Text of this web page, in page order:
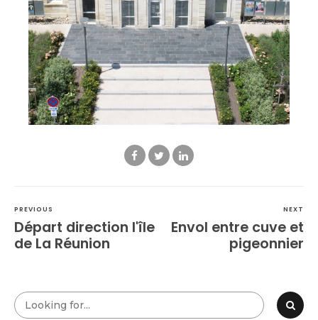
PREVIOUS
Départ direction l'île
de La Réunion
NEXT
Envol entre cuve et
pigeonnier